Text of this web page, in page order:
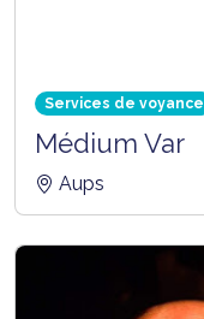
Services de voyance
Médium Var
Aups